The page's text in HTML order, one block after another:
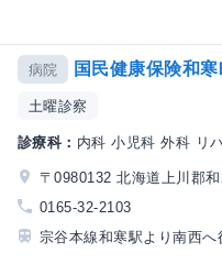
病院 国民健康保険和
土曜診察
診療科： 内科 小児科 外科 リ
〒0980132 北海道上川郡
0165-32-2103
宗谷本線和寒駅より南西へ